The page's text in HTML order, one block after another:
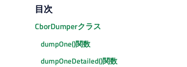
目次
CborDumperクラス
dumpOne()関数
dumpOneDetailed()関数